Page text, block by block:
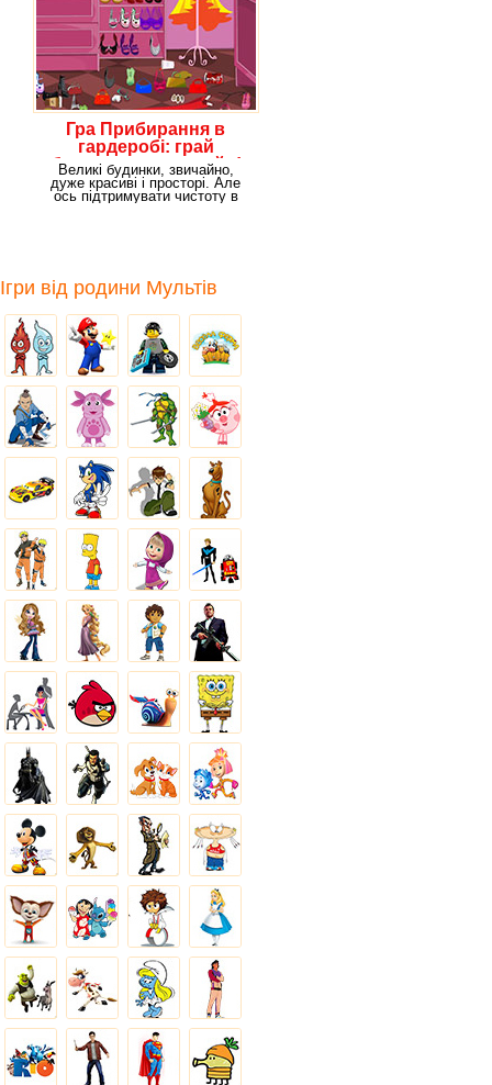
Гра Прибирання в
гардеробі: грай
безкоштовно онлайн!
Великі будинки, звичайно,
дуже красиві і просторі. Але
ось підтримувати чистоту в
Ігри від родини Мультів